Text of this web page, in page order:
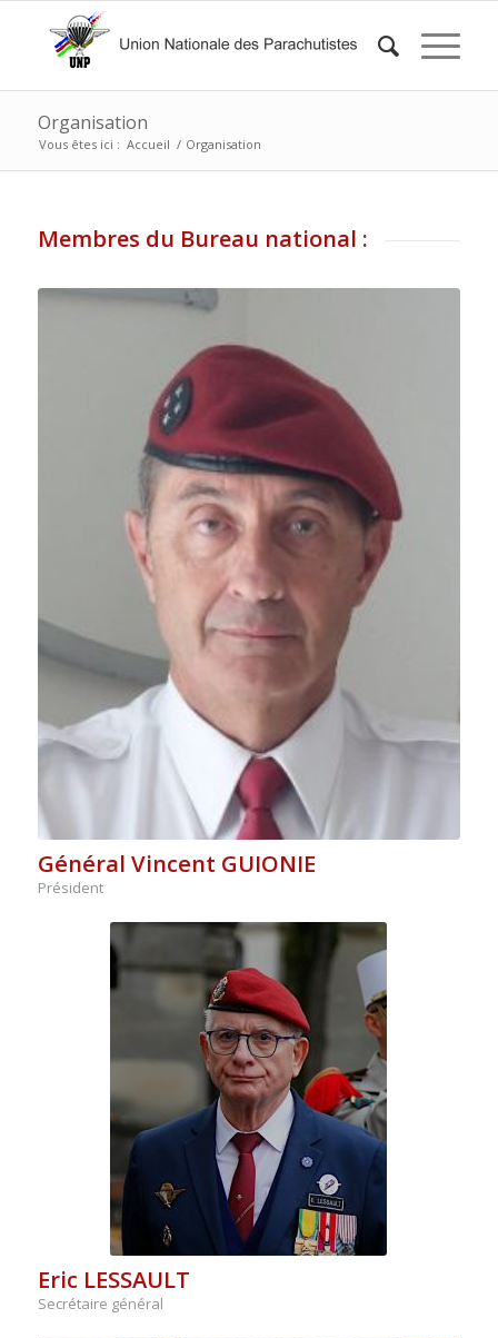
Organisation
Vous êtes ici : Accueil / Organisation
Membres du Bureau national :
Général Vincent GUIONIE
Président
Eric LESSAULT
Secrétaire général